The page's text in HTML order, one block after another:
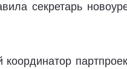
секретарь